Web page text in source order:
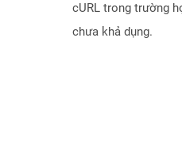
cURL trong trường
chưa khả dụng.